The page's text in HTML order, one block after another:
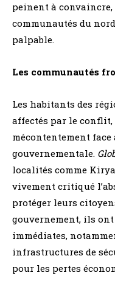
peinent à
communautés du
palpable.
Les communautés
Les habitants des
affectés par le
mécontentement face
gouvernementale.
localités comme
vivement critiqué
protéger leurs
gouvernement, ils ont
immédiates,
infrastructures de
pour les pertes